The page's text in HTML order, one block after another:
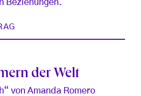
Beziehungen.
der Welt
von Amanda Romero